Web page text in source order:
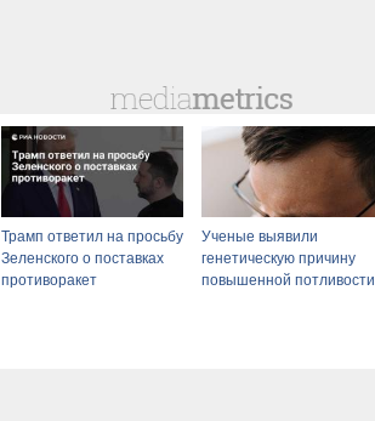
Трамп ответил на просьбу
Зеленского о поставках
противоракет
Ученые выявили
генетическую причину
повышенной потливости